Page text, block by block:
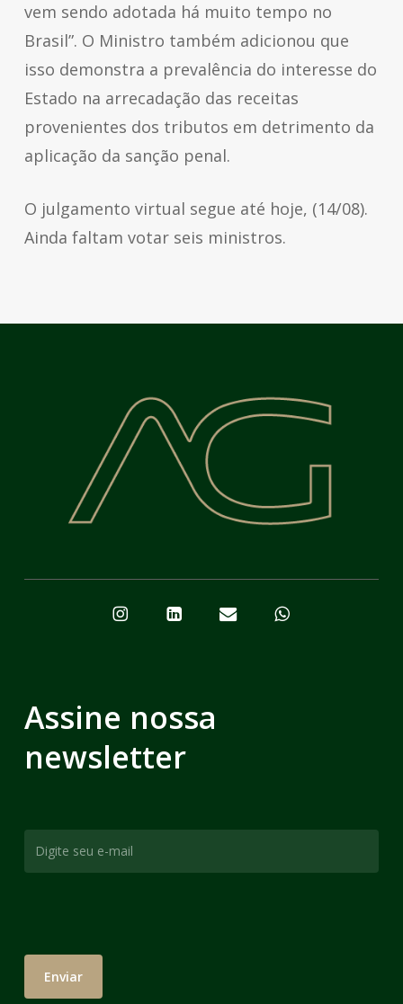
vem sendo adotada há muito tempo no
Brasil”. O Ministro também adicionou que
isso demonstra a prevalência do interesse do
Estado na arrecadação das receitas
provenientes dos tributos em detrimento da
aplicação da sanção penal.
O julgamento virtual segue até hoje, (14/08).
Ainda faltam votar seis ministros.
Assine nossa
newsletter